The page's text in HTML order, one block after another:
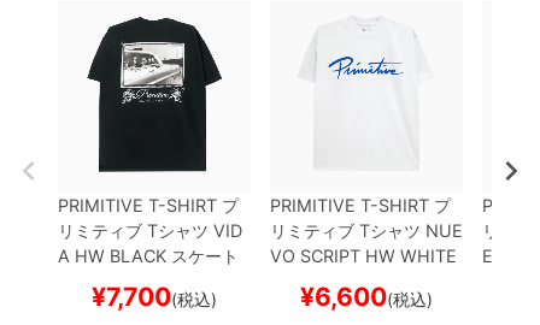
PRIMITIVE T-SHIRT プ
リミティブ Tシャツ VID
A HW BLACK スケート
¥7,700(税込)
PRIMITIVE T-SHIRT プ
リミティブ Tシャツ NUE
VO SCRIPT HW WHITE
¥6,600(税込)
リミテ
EAT